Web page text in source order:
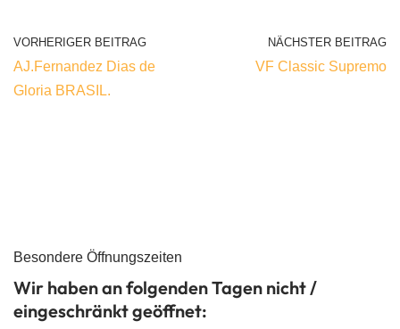
VORHERIGER BEITRAG
AJ.Fernandez Dias de
Gloria BRASIL.
NÄCHSTER BEITRAG
VF Classic Supremo
Besondere Öffnungszeiten
Wir haben an folgenden Tagen nicht /
eingeschränkt geöffnet: